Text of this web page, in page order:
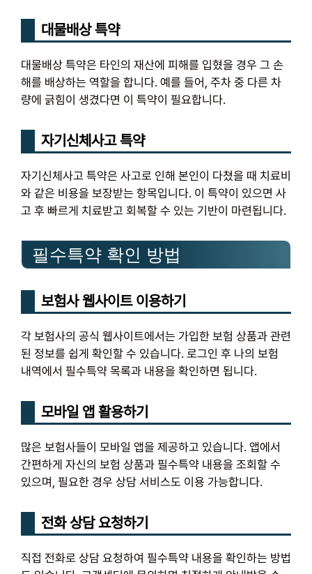
대물배상 특약
대물배상 특약은 타인의 재산에 피해를 입혔을 경우 그 손
해를 배상하는 역할을 합니다. 예를 들어, 주차 중 다른 차
량에 긁힘이 생겼다면 이 특약이 필요합니다.
자기신체사고 특약
자기신체사고 특약은 사고로 인해 본인이 다쳤을 때 치료비
와 같은 비용을 보장받는 항목입니다. 이 특약이 있으면 사
고 후 빠르게 치료받고 회복할 수 있는 기반이 마련됩니다.
필수특약 확인 방법
보험사 웹사이트 이용하기
각 보험사의 공식 웹사이트에서는 가입한 보험 상품과 관련
된 정보를 쉽게 확인할 수 있습니다. 로그인 후 나의 보험
내역에서 필수특약 목록과 내용을 확인하면 됩니다.
모바일 앱 활용하기
많은 보험사들이 모바일 앱을 제공하고 있습니다. 앱에서
간편하게 자신의 보험 상품과 필수특약 내용을 조회할 수
있으며, 필요한 경우 상담 서비스도 이용 가능합니다.
전화 상담 요청하기
직접 전화로 상담 요청하여 필수특약 내용을 확인하는 방법